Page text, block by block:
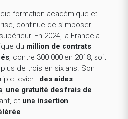
formation académique et
continue de s’imposer
En 2024, la France a
du million de contrats
, contre 300 000 en 2018, soit
de trois en six ans. Son
levier : des aides
, une gratuité des frais de
et une insertion
.